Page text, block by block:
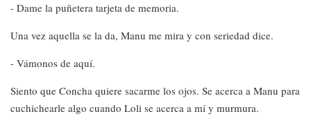
- Dame la puñetera tarjeta de memoria.
Una vez aquella se la da, Manu me mira y con seriedad dice.
- Vámonos de aquí.
Siento que Concha quiere sacarme los ojos. Se acerca a Manu para
cuchichearle algo cuando Loli se acerca a mí y murmura.